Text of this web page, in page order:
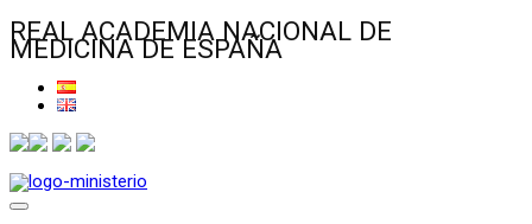
REAL ACADEMIA NACIONAL DE
MEDICINA DE ESPAÑA